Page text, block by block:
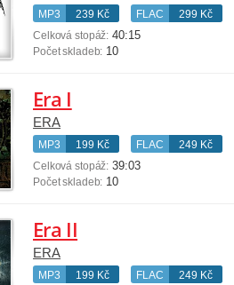
MP3 239 Kč FLAC
299 Kč
Celková stopáž: 40:15
Počet skladeb: 10
Era I
ERA
MP3 199 Kč FLAC
249 Kč
Celková stopáž: 39:03
Počet skladeb: 10
Era II
ERA
MP3 199 Kč FLAC
249 Kč